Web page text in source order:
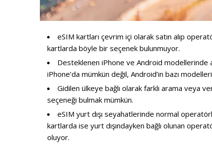
eSIM kartları çevrim içi olarak satın alıp
kartlarda böyle bir seçenek bulunmuyor.
Desteklenen iPhone ve Android modellerinde
iPhone’da mümkün değil, Android’in bazı
Gidilen ülkeye bağlı olarak farklı arama veya
seçeneği bulmak mümkün.
eSIM yurt dışı seyahatlerinde normal
kartlarda ise yurt dışındayken bağlı olunan
oluyor.